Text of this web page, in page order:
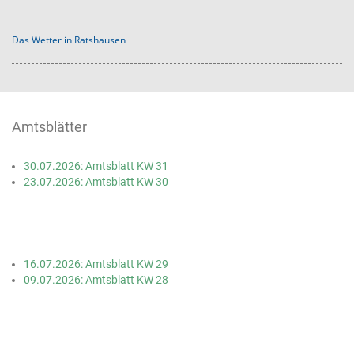
Das Wetter in Ratshausen
Amtsblätter
30.07.2026: Amtsblatt KW 31
23.07.2026: Amtsblatt KW 30
16.07.2026: Amtsblatt KW 29
09.07.2026: Amtsblatt KW 28